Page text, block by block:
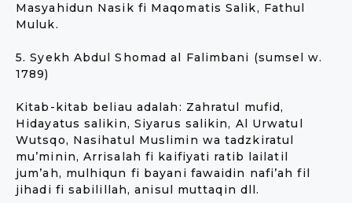
Masyahidun Nasik fi Maqomatis Salik, Fathul
Muluk.
5. Syekh Abdul Shomad al Falimbani (sumsel w.
1789)
Kitab-kitab beliau adalah: Zahratul mufid,
Hidayatus salikin, Siyarus salikin, Al Urwatul
Wutsqo, Nasihatul Muslimin wa tadzkiratul
mu’minin, Arrisalah fi kaifiyati ratib lailatil
jum’ah, mulhiqun fi bayani fawaidin nafi’ah fil
jihadi fi sabilillah, anisul muttaqin dll.